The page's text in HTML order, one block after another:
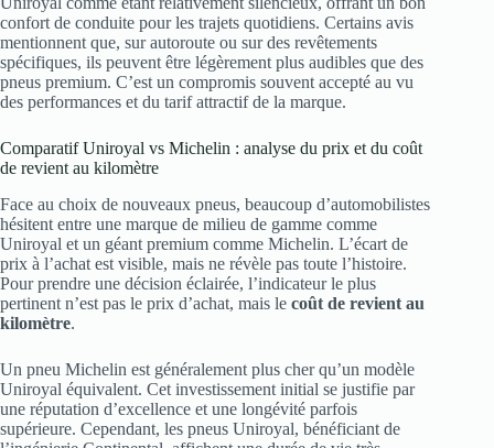
confort de conduite pour les trajets quotidiens. Certains avis
mentionnent que, sur autoroute ou sur des revêtements
spécifiques, ils peuvent être légèrement plus audibles que des
pneus premium. C’est un compromis souvent accepté au vu
des performances et du tarif attractif de la marque.
Comparatif Uniroyal vs Michelin : analyse du prix et du coût
de revient au kilomètre
Face au choix de nouveaux pneus, beaucoup d’automobilistes
hésitent entre une marque de milieu de gamme comme
Uniroyal et un géant premium comme Michelin. L’écart de
prix à l’achat est visible, mais ne révèle pas toute l’histoire.
Pour prendre une décision éclairée, l’indicateur le plus
pertinent n’est pas le prix d’achat, mais le coût de revient au
kilomètre.
Un pneu Michelin est généralement plus cher qu’un modèle
Uniroyal équivalent. Cet investissement initial se justifie par
une réputation d’excellence et une longévité parfois
supérieure. Cependant, les pneus Uniroyal, bénéficiant de